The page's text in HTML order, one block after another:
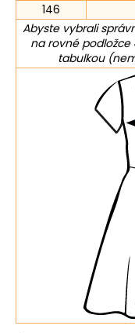
146
Abyste vybrali
na rovné
tabulkou